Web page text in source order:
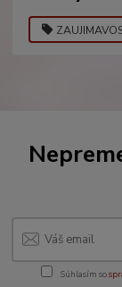
Súhlasím so